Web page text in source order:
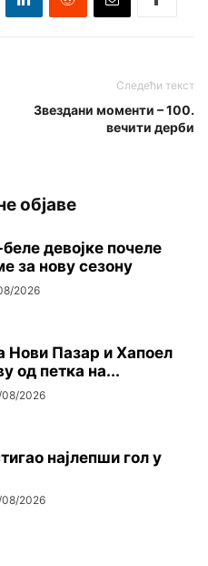
Следећи текст
Звездани моменти – 100.
вечити дерби
објаве
девојке почеле
за нову сезону
2026
Нови Пазар и Хапоел
од петка на...
2026
најлепши гол у
2026